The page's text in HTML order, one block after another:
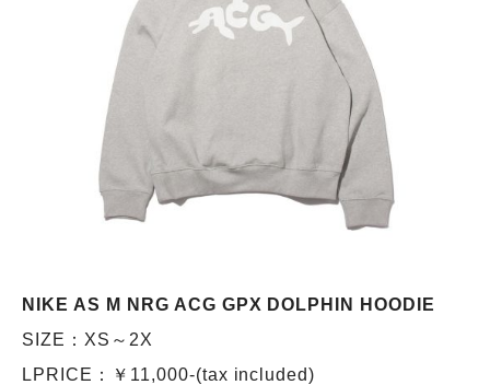
NIKE AS M NRG ACG GPX DOLPHIN HOODIE
SIZE：XS～2X
LPRICE：￥11,000-(tax included)